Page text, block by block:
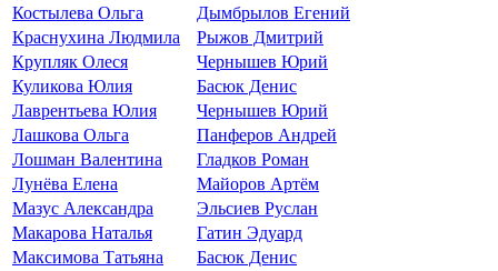
Костылева Ольга
Дымбрылов Егений
Краснухина Людмила
Рыжов Дмитрий
Крупляк Олеся
Чернышев Юрий
Куликова Юлия
Басюк Денис
Лаврентьева Юлия
Чернышев Юрий
Лашкова Ольга
Панферов Андрей
Лошман Валентина
Гладков Роман
Лунёва Елена
Майоров Артём
Мазус Александра
Эльсиев Руслан
Макарова Наталья
Гатин Эдуард
Максимова Татьяна
Басюк Денис